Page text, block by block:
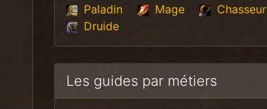
Paladin
Mage
Chasseur
Druide
Les guides par métiers